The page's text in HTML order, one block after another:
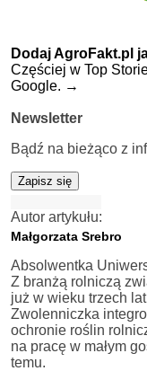
Dodaj AgroFakt.pl
Częściej w Top
Google. →
Newsletter
Bądź na bieżąco z
Zapisz się
Autor artykułu:
Małgorzata Srebro
Absolwentka
Z branżą rolniczą
już w wieku trzech
Zwolenniczka
ochronie roślin
na pracę w małym
temu.